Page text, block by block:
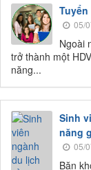
05/
Ngoài
trở thành một
năng...
Sinh
năng
05/
Băn